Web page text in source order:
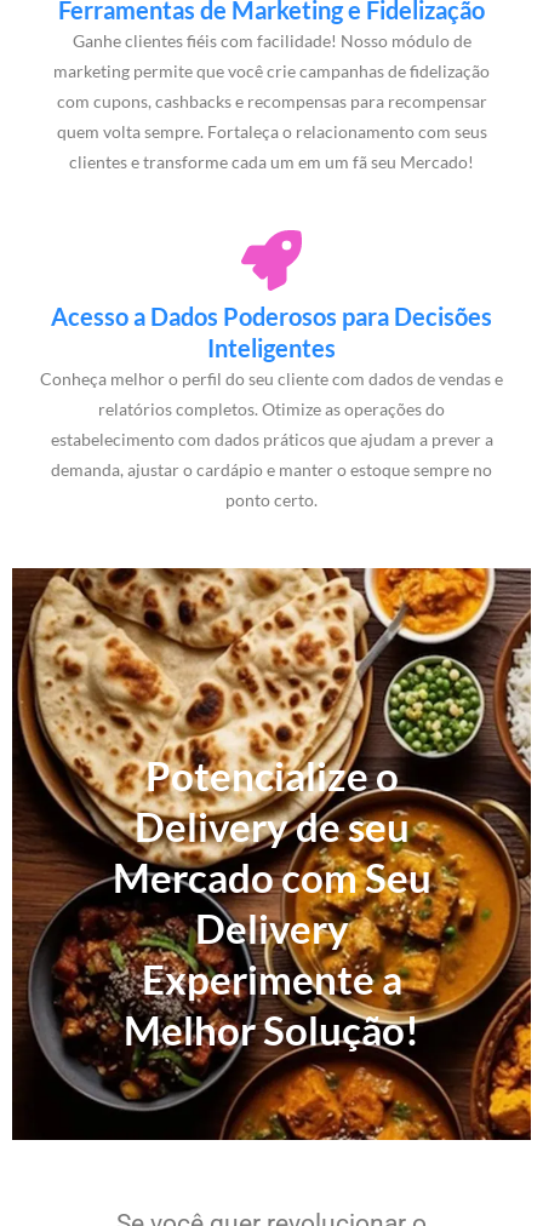
Ferramentas de Marketing e Fidelização
Ganhe clientes fiéis com facilidade! Nosso módulo de
marketing permite que você crie campanhas de fidelização
com cupons, cashbacks e recompensas para recompensar
quem volta sempre. Fortaleça o relacionamento com seus
clientes e transforme cada um em um fã seu Mercado!
Acesso a Dados Poderosos para Decisões
Inteligentes
Conheça melhor o perfil do seu cliente com dados de vendas e
relatórios completos. Otimize as operações do
estabelecimento com dados práticos que ajudam a prever a
demanda, ajustar o cardápio e manter o estoque sempre no
ponto certo.
Potencialize o
Delivery de seu
Mercado com Seu
Delivery
Experimente a
Melhor Solução!